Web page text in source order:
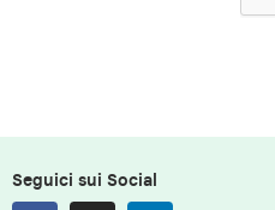
Seguici sui Social